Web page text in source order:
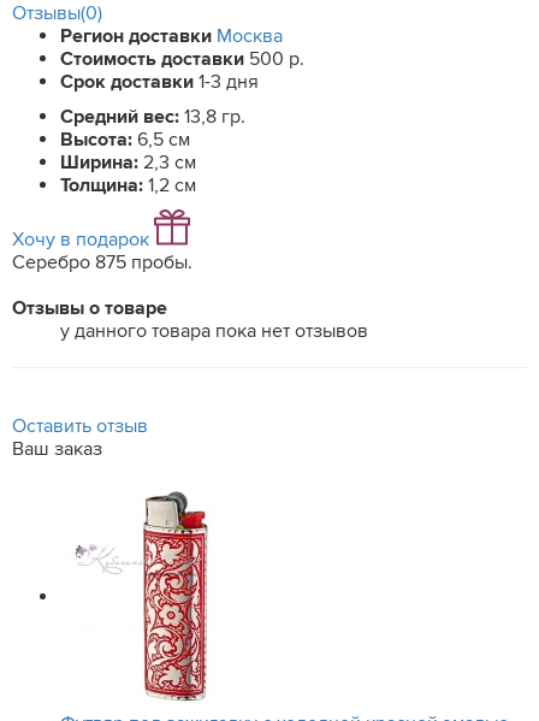
Отзывы(0)
Регион доставки Москва
Стоимость доставки 500 р.
Срок доставки 1-3 дня
Средний вес: 13,8 гр.
Высота: 6,5 см
Ширина: 2,3 см
Толщина: 1,2 см
Хочу в подарок
Серебро 875 пробы.
Отзывы о товаре
у данного товара пока нет отзывов
Оставить отзыв
Ваш заказ